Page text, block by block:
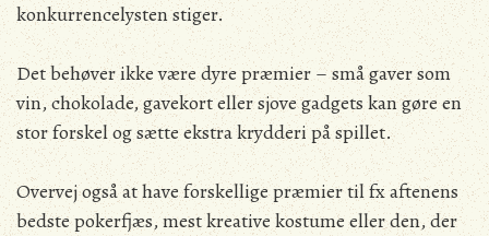
konkurrencelysten stiger.
Det behøver ikke være dyre præmier – små gaver som
vin, chokolade, gavekort eller sjove gadgets kan gøre en
stor forskel og sætte ekstra krydderi på spillet.
Overvej også at have forskellige præmier til fx aftenens
bedste pokerfjæs, mest kreative kostume eller den, der